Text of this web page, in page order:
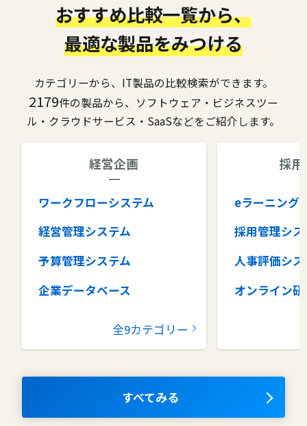
おすすめ比較一覧から、
最適な製品をみつける
カテゴリーから、IT製品の比較検索ができます。
2179件の製品から、ソフトウェア・ビジネスツー
ル・クラウドサービス・SaaSなどをご紹介します。
経営企画
ワークフローシステム
経営管理システム
予算管理システム
企業データベース
コラボレーションツール
ナレッジマネジメントツール
全9カテゴリー
採
eラーニング
採用管理シス
人事評価シス
オンライン研
タレントマ
OKRツール
すべてみる